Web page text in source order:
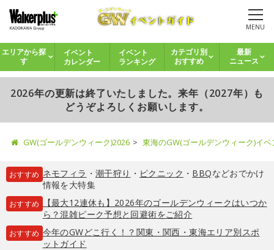
MENU
エリアから探
す
イベント
カレンダー
イベント
ランキング
カテゴリ別
おすすめ
最新
ニュース
2026年の更新は終了いたしました。来年（2027年）も
どうぞよろしくお願いします。
GW(ゴールデンウィーク)2026 東海のGW(ゴールデンウィーク)イ
おすすめ ネモフィラ ・ 潮干狩り ・ ピクニック ・ BBQなどおでかけ
情報を大特集
おすすめ
【最大12連休も】2026年のゴールデンウィークはいつか
ら？混雑ピーク予想と回避術をご紹介
おすすめ 今年のGWどこ行く！？関東・関西・東海エリア別スポ
ットガイド